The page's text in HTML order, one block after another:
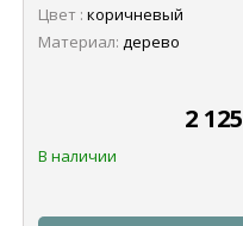
Цвет : коричневый
Материал: дерево
2 125
В наличии